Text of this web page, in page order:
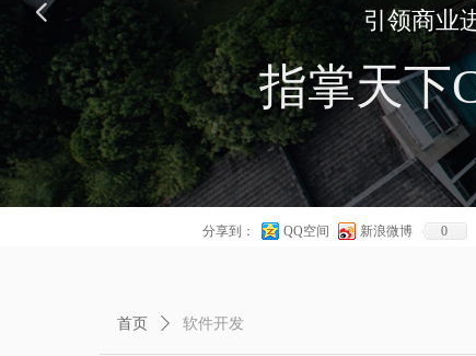
引领商业
指掌天下
数
넳
分享到： QQ空间 新浪微博 0
首页 ꄲ 软件开发